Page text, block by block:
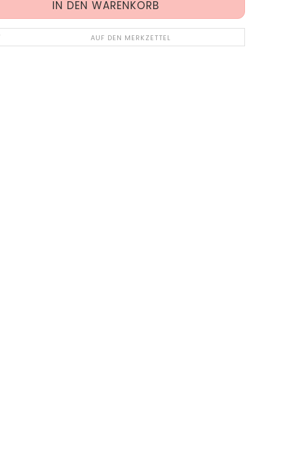
AUF DEN MERKZETTEL